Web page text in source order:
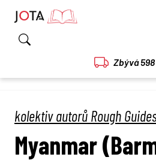
Zbývá
kolektiv autorů Rough
Myanmar